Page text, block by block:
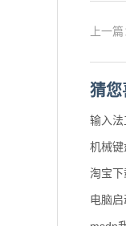
上一篇
猜您
输入法
机械
淘宝下
电脑启